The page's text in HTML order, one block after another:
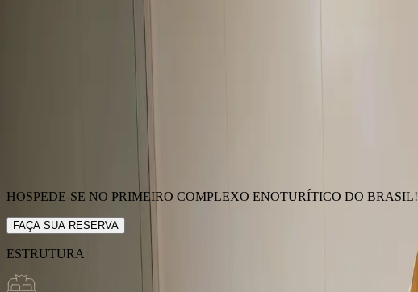
HOSPEDE-SE NO PRIMEIRO COMPLEXO ENOTURÍTICO DO BRASIL!
FAÇA SUA RESERVA
ESTRUTURA